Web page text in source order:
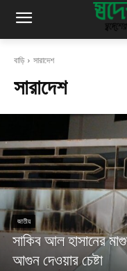
বাড়ি সারাদেশ
সারাদেশ
জাতীয়
সাকিব আল হাসানের
আগুন দেওয়ার চেষ্টা